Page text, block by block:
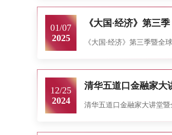
01/07
2025
《大国·经济》第三
《大国·经济》第三季 暨
12/25
2024
清华五道口金融家大
清华五道口金融家大讲堂